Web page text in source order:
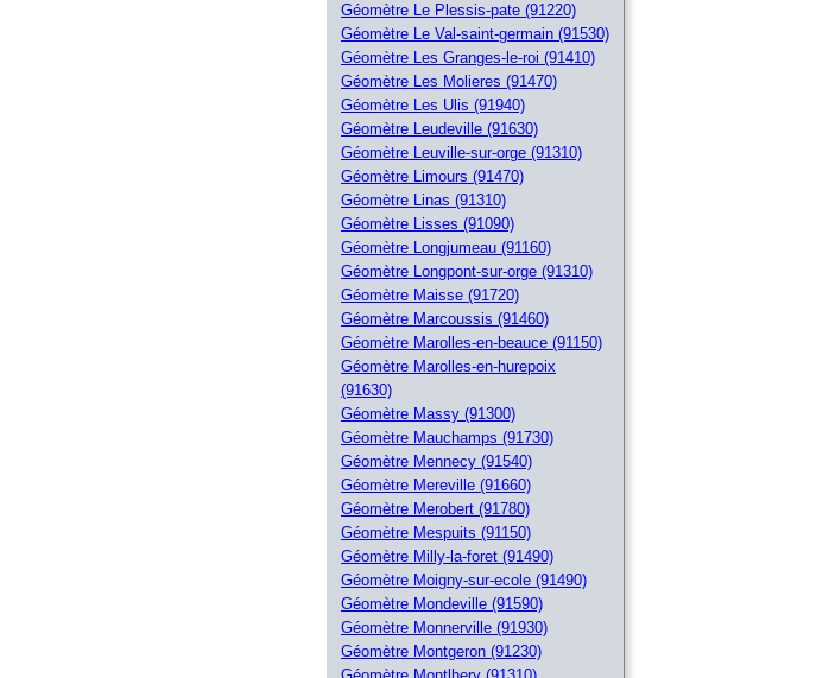
Géomètre Le Plessis-pate (91220)
Géomètre Le Val-saint-germain (91530)
Géomètre Les Granges-le-roi (91410)
Géomètre Les Molieres (91470)
Géomètre Les Ulis (91940)
Géomètre Leudeville (91630)
Géomètre Leuville-sur-orge (91310)
Géomètre Limours (91470)
Géomètre Linas (91310)
Géomètre Lisses (91090)
Géomètre Longjumeau (91160)
Géomètre Longpont-sur-orge (91310)
Géomètre Maisse (91720)
Géomètre Marcoussis (91460)
Géomètre Marolles-en-beauce (91150)
Géomètre Marolles-en-hurepoix
(91630)
Géomètre Massy (91300)
Géomètre Mauchamps (91730)
Géomètre Mennecy (91540)
Géomètre Mereville (91660)
Géomètre Merobert (91780)
Géomètre Mespuits (91150)
Géomètre Milly-la-foret (91490)
Géomètre Moigny-sur-ecole (91490)
Géomètre Mondeville (91590)
Géomètre Monnerville (91930)
Géomètre Montgeron (91230)